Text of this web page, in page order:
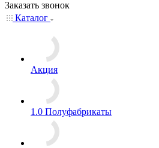
Заказать звонок
Каталог
Акция
1.0 Полуфабрикаты